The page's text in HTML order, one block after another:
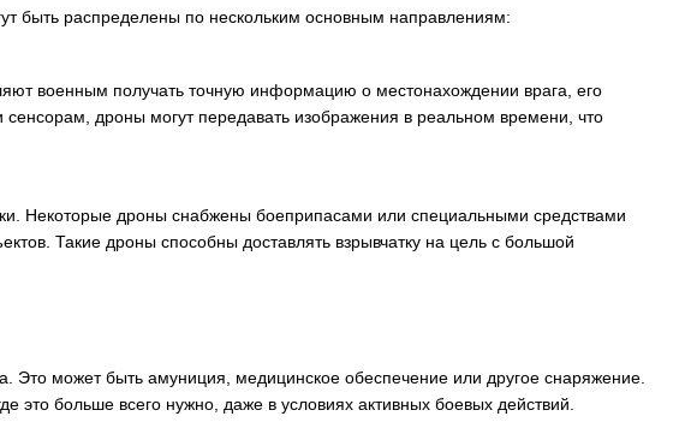
быть распределены по нескольким основным направлениям:
военным получать точную информацию о местонахождении врага, его
дроны могут передавать изображения в реальном времени, что
Некоторые дроны снабжены боеприпасами или специальными средствами
Такие дроны способны доставлять взрывчатку на цель с большой
Это может быть амуниция, медицинское обеспечение или другое снаряжение.
это больше всего нужно, даже в условиях активных боевых действий.